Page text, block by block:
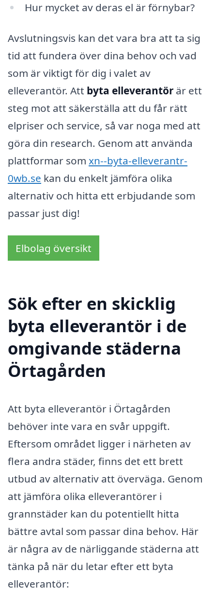
Hur mycket av deras el är förnybar?
Avslutningsvis kan det vara bra att ta sig
tid att fundera över dina behov och vad
som är viktigt för dig i valet av
elleverantör. Att byta elleverantör är ett
steg mot att säkerställa att du får rätt
elpriser och service, så var noga med att
göra din research. Genom att använda
plattformar som xn--byta-elleverantr-
0wb.se kan du enkelt jämföra olika
alternativ och hitta ett erbjudande som
passar just dig!
Elbolag översikt
Sök efter en skicklig
byta elleverantör i de
omgivande städerna
Örtagården
Att byta elleverantör i Örtagården
behöver inte vara en svår uppgift.
Eftersom området ligger i närheten av
flera andra städer, finns det ett brett
utbud av alternativ att överväga. Genom
att jämföra olika elleverantörer i
grannstäder kan du potentiellt hitta
bättre avtal som passar dina behov. Här
är några av de närliggande städerna att
tänka på när du letar efter ett byta
elleverantör: